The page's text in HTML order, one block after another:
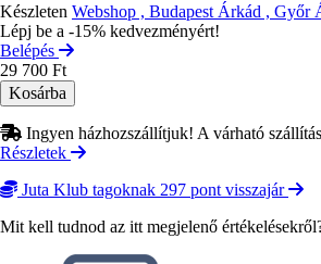
Készleten Webshop , Budapest Árkád , Győr
Lépj be a -15% kedvezményért!
Belépés
29 700 Ft
Ingyen házhozszállítjuk! A várható
Részletek
Juta Klub tagoknak 297 pont visszajár
Mit kell tudnod az itt megjelenő